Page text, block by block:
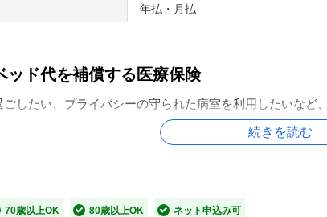
年払・月払
ッド代を補償する医療保険
したい、プライバシーの守られた病室を利用したいなど
から89歳までお申し込み可能！
続きを読む
70歳以上OK 80歳以上OK ネット申込み可